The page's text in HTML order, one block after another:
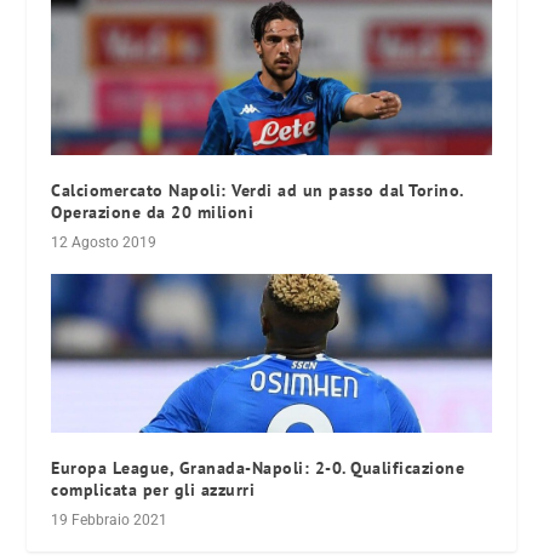
Calciomercato Napoli: Verdi ad un passo dal Torino.
Operazione da 20 milioni
12 Agosto 2019
Europa League, Granada-Napoli: 2-0. Qualificazione
complicata per gli azzurri
19 Febbraio 2021